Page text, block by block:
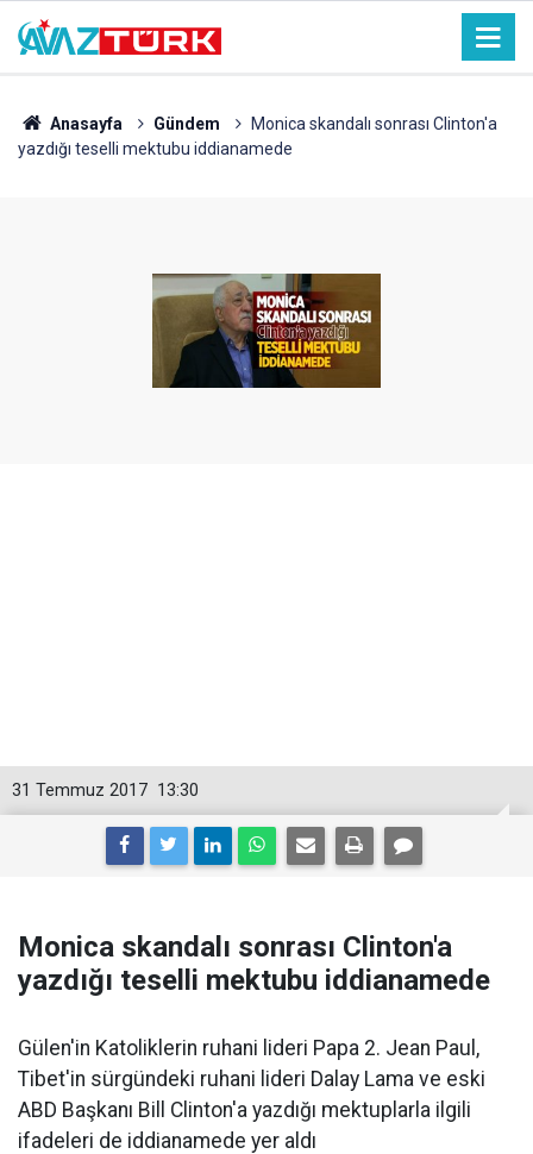
Anasayfa Gündem
Monica skandalı sonrası Clinton'a
yazdığı teselli mektubu iddianamede
13:30
31 Temmuz 2017
Monica skandalı sonrası Clinton'a
yazdığı teselli mektubu iddianamede
Gülen'in Katoliklerin ruhani lideri Papa 2. Jean Paul,
Tibet'in sürgündeki ruhani lideri Dalay Lama ve eski
ABD Başkanı Bill Clinton'a yazdığı mektuplarla ilgili
ifadeleri de iddianamede yer aldı